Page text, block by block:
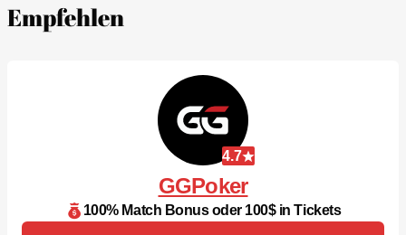
Empfehlen
4.7
GGPoker
100% Match Bonus oder 100$ in Tickets